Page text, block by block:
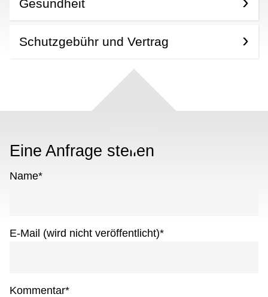
Gesundheit
Schutzgebühr und Vertrag
Eine Anfrage stellen
Name*
E-Mail (wird nicht veröffentlicht)*
Kommentar*